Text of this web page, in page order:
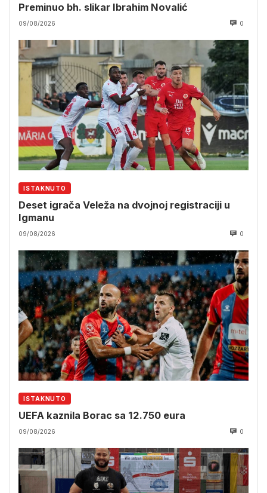
Preminuo bh. slikar Ibrahim Novalić
09/08/2026 0
ISTAKNUTO
Deset igrača Veleža na dvojnoj registraciji u
Igmanu
09/08/2026 0
ISTAKNUTO
UEFA kaznila Borac sa 12.750 eura
09/08/2026 0